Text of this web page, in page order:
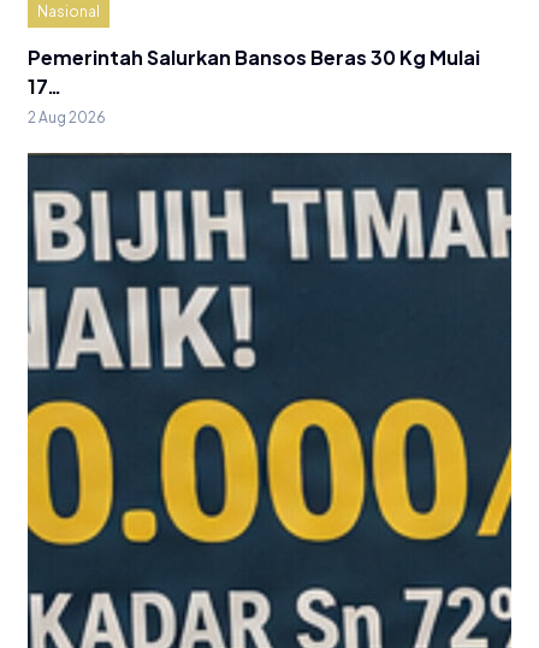
Nasional
Pemerintah Salurkan Bansos Beras 30 Kg Mulai
17…
2 Aug 2026